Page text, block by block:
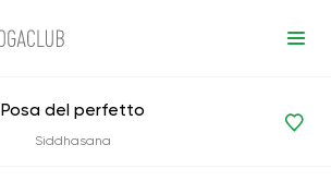
Posizioni sedute
Posa del perfetto
Siddhasana